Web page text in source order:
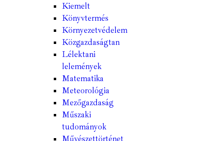
Kiemelt
Könyvtermés
Környezetvédelem
Közgazdaságtan
Lélektani
lelemények
Matematika
Meteorológia
Mezőgazdaság
Műszaki
tudományok
Művészettörténet